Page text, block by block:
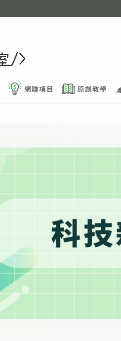
網賺項目 原創教學